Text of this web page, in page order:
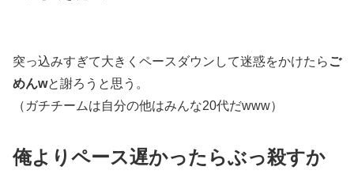
突っ込みすぎて大きくペースダウンして迷惑をかけたら ご
めんwと謝ろうと思う。
（ガチチームは自分の他はみんな20代だwww）
俺よりペース遅かったらぶっ殺すか